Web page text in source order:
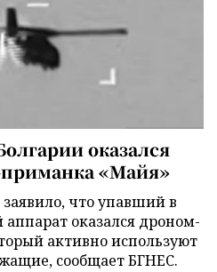
оказался
«Майя»
что упавший в
оказался дроном-
активно используют
сообщает БГНЕС.